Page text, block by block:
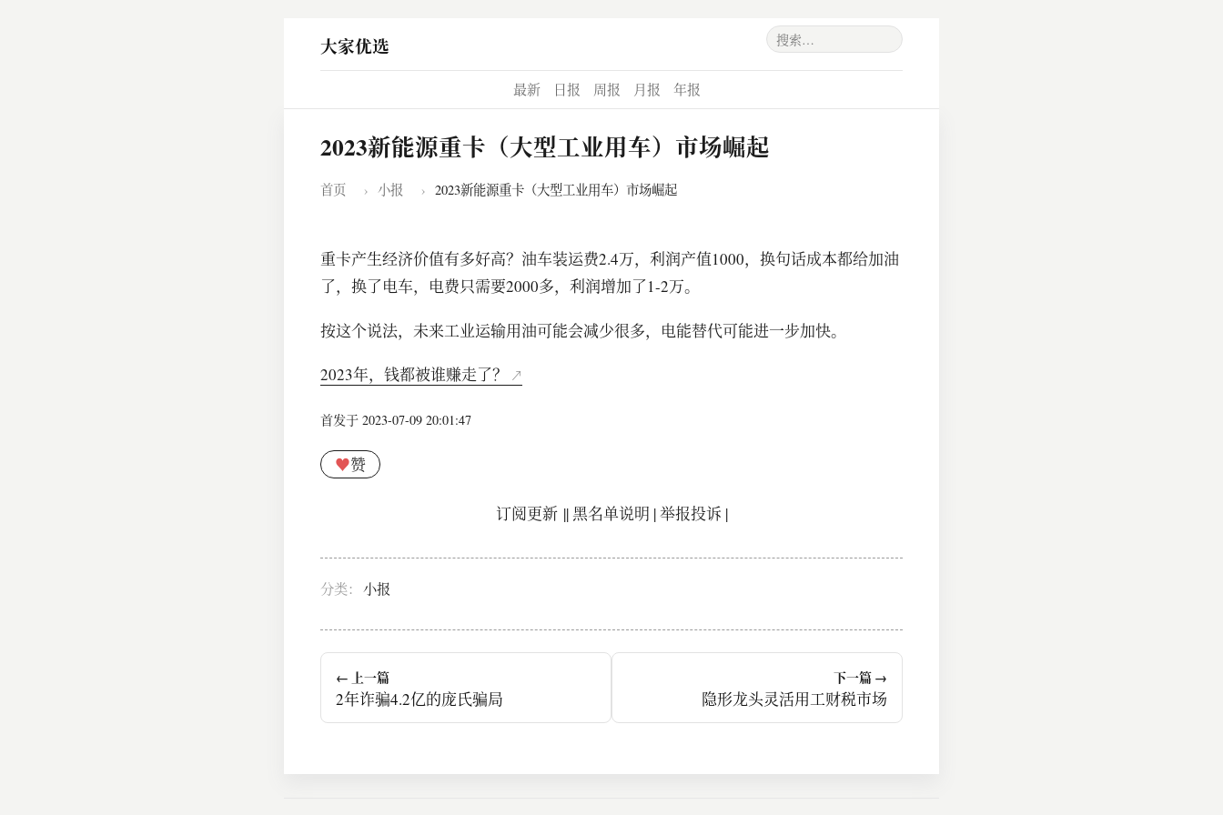
大家优选
最新 日报 周报 月报 年报
2023新能源重卡（大型工业用车）市场崛起
首页 › 小报 › 2023新能源重卡（大型工业用车）市场崛起
重卡产生经济价值有多好高？油车装运费2.4万，利润产值1000，换句话成本都给加油
了，换了电车，电费只需要2000多，利润增加了1-2万。
按这个说法，未来工业运输用油可能会减少很多，电能替代可能进一步加快。
2023年，钱都被谁赚走了？
首发于 2023-07-09 20:01:47
♥赞
订阅更新||黑名单说明 |举报投诉 |
分类： 小报
← 上一篇
2年诈骗4.2亿的庞氏骗局
下一篇 →
隐形龙头灵活用工财税市场